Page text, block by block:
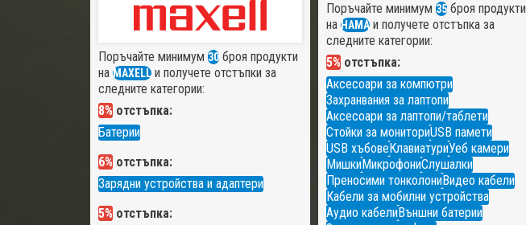
Поръчайте минимум 35броя продукти
на HAMAи получете отстъпка за
следните категории:
5% отстъпка:
Аксесоари за компютри
Захранвания за лаптопи
Аксесоари за лаптопи/таблети
Стойки за мониториUSB памети
USB хъбовеКлавиатуриУеб камери
МишкиМикрофониСлушалки
Преносими тонколониВидео кабели
Кабели за мобилни устройства
Аудио кабелиВъншни батерии
Поръчайте минимум 30 броя продукти
на MAXELL и получете отстъпки за
следните категории:
8% отстъпка:
Батерии
6% отстъпка:
Зарядни устройства и адаптери
5% отстъпка: